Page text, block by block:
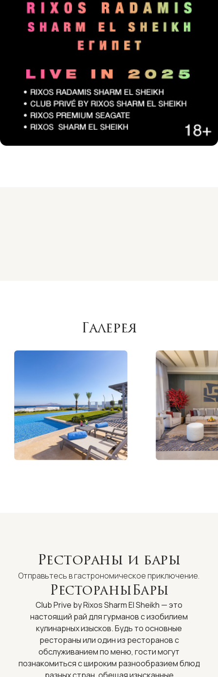
Галерея
Рестораны и бары
Отправьтесь в гастрономическое приключение.
РестораныБары
Club Prive by Rixos Sharm El Sheikh — это
настоящий рай для гурманов с изобилием
кулинарных изысков. Будь то основные
рестораны или один из ресторанов с
обслуживанием по меню, гости могут
познакомиться с широким разнообразием блюд